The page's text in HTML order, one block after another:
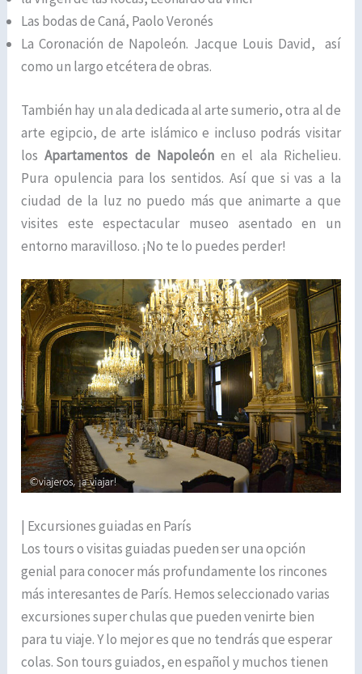
Las bodas de Caná, Paolo Veronés
La Coronación de Napoleón. Jacque Louis David, así
como un largo etcétera de obras.
También hay un ala dedicada al arte sumerio, otra al de
arte egipcio, de arte islámico e incluso podrás visitar
losApartamentos de Napoleónen el ala Richelieu.
Pura opulencia para los sentidos. Así que si vas a la
ciudad de la luz no puedo más que animarte a que
visites este espectacular museo asentado en un
entorno maravilloso. ¡No te lo puedes perder!
| Excursiones guiadas en París
Los tours o visitas guiadas pueden ser una opción
genial para conocer más profundamente los rincones
más interesantes de París. Hemos seleccionado varias
excursiones super chulas que pueden venirte bien
para tu viaje. Y lo mejor es que no tendrás que esperar
colas. Son tours guiados, en español y muchos tienen